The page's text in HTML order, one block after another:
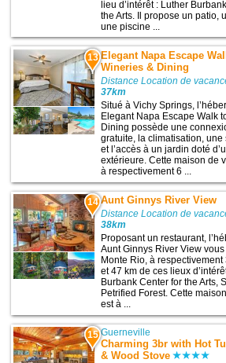
lieu d’intérêt : Luther
the Arts. Il propose un patio,
une piscine ...
13 Elegant Napa Escape
Wineries & Dining
Distance Location de
37km
Situé à Vichy Springs,
Elegant Napa Escape Walk
Dining possède une
gratuite, la climatisation, une
et l’accès à un jardin doté
extérieure. Cette maison de
à respectivement 6 ...
14 Aunt Ginnys River View
Distance Location de
38km
Proposant un restaurant,
Aunt Ginnys River View
Monte Rio, à respectivement
et 47 km de ces lieux
Burbank Center for the Arts,
Petrified Forest. Cette
est à ...
15 Guerneville
Charming 3br with Hot
& Wood Stove